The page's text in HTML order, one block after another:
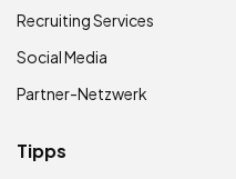
Recruiting Services
Social Media
Partner-Netzwerk
Tipps